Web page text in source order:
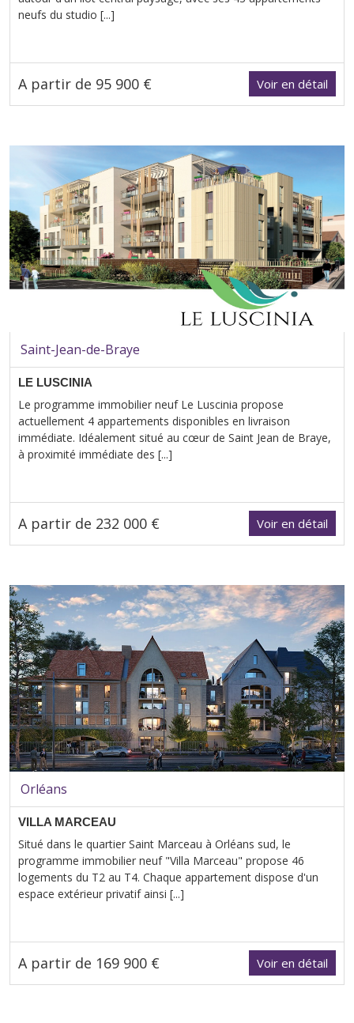
neufs du studio [...]
A partir de 95 900 € Voir en détail
Saint-Jean-de-Braye
LE LUSCINIA
Le programme immobilier neuf Le Luscinia propose
actuellement 4 appartements disponibles en livraison
immédiate. Idéalement situé au cœur de Saint Jean de Braye,
à proximité immédiate des [...]
A partir de 232 000 € Voir en détail
Orléans
VILLA MARCEAU
Situé dans le quartier Saint Marceau à Orléans sud, le
programme immobilier neuf "Villa Marceau" propose 46
logements du T2 au T4. Chaque appartement dispose d'un
espace extérieur privatif ainsi [...]
A partir de 169 900 € Voir en détail